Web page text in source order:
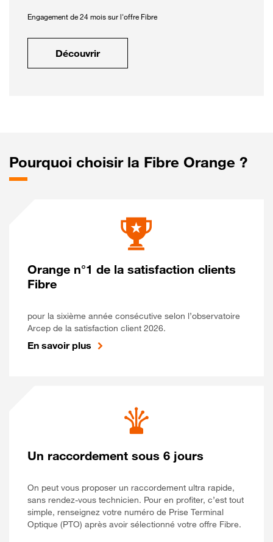
Engagement de 24 mois sur l'offre Fibre
Découvrir
Pourquoi choisir la Fibre Orange ?
Orange n°1 de la satisfaction clients
Fibre
pour la sixième année consécutive selon l’observatoire
Arcep de la satisfaction client 2026.
En savoir plus
Un raccordement sous 6 jours
On peut vous proposer un raccordement ultra rapide,
sans rendez-vous technicien. Pour en profiter, c’est tout
simple, renseignez votre numéro de Prise Terminal
Optique (PTO) après avoir sélectionné votre offre Fibre.